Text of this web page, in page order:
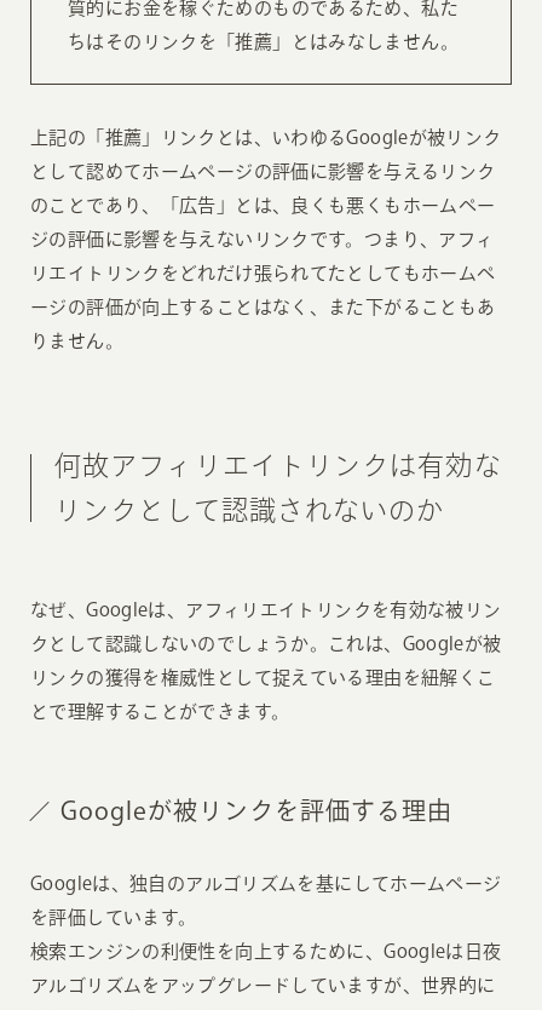
質的にお金を稼ぐためのものであるため、私た
ちはそのリンクを「推薦」とはみなしません。
上記の「推薦」リンクとは、いわゆるGoogleが被リンク
として認めてホームページの評価に影響を与えるリンク
のことであり、「広告」とは、良くも悪くもホームペー
ジの評価に影響を与えないリンクです。つまり、アフィ
リエイトリンクをどれだけ張られてたとしてもホームペ
ージの評価が向上することはなく、また下がることもあ
りません。
何故アフィリエイトリンクは有効な
リンクとして認識されないのか
なぜ、Googleは、アフィリエイトリンクを有効な被リン
クとして認識しないのでしょうか。これは、Googleが被
リンクの獲得を権威性として捉えている理由を紐解くこ
とで理解することができます。
Googleが被リンクを評価する理由
Googleは、独自のアルゴリズムを基にしてホームページ
を評価しています。
検索エンジンの利便性を向上するために、Googleは日夜
アルゴリズムをアップグレードしていますが、世界的に